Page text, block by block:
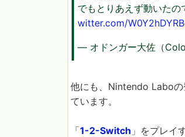
でもとりあえず動いたの
witter.com/
— オドンガー大佐（
他にも、Nintendo Laboの
ています。
「1-2-Switch 」をプレイ